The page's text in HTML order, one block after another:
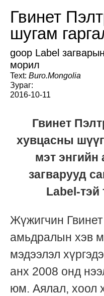
Гвинет
шугам
goop Label
морил
Text: Buro.Mongolia
Зураг:
2016-10-11
Гвинет
хувцасны
мэт энгийн
загварууд
Label-тэй
Жүжигчин
амьдралын хэв
мэдээлэл
анх 2008 онд
юм. Аялал, хоол